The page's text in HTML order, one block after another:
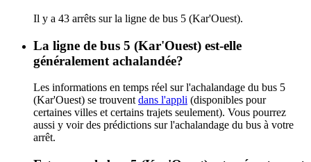
Il y a 43 arrêts sur la ligne de bus 5 (Kar'Ouest).
La ligne de bus 5 (Kar'Ouest) est-elle
généralement achalandée?
Les informations en temps réel sur l'achalandage du bus 5
(Kar'Ouest) se trouvent dans l'appli (disponibles pour
certaines villes et certains trajets seulement). Vous pourrez
aussi y voir des prédictions sur l'achalandage du bus à votre
arrêt.